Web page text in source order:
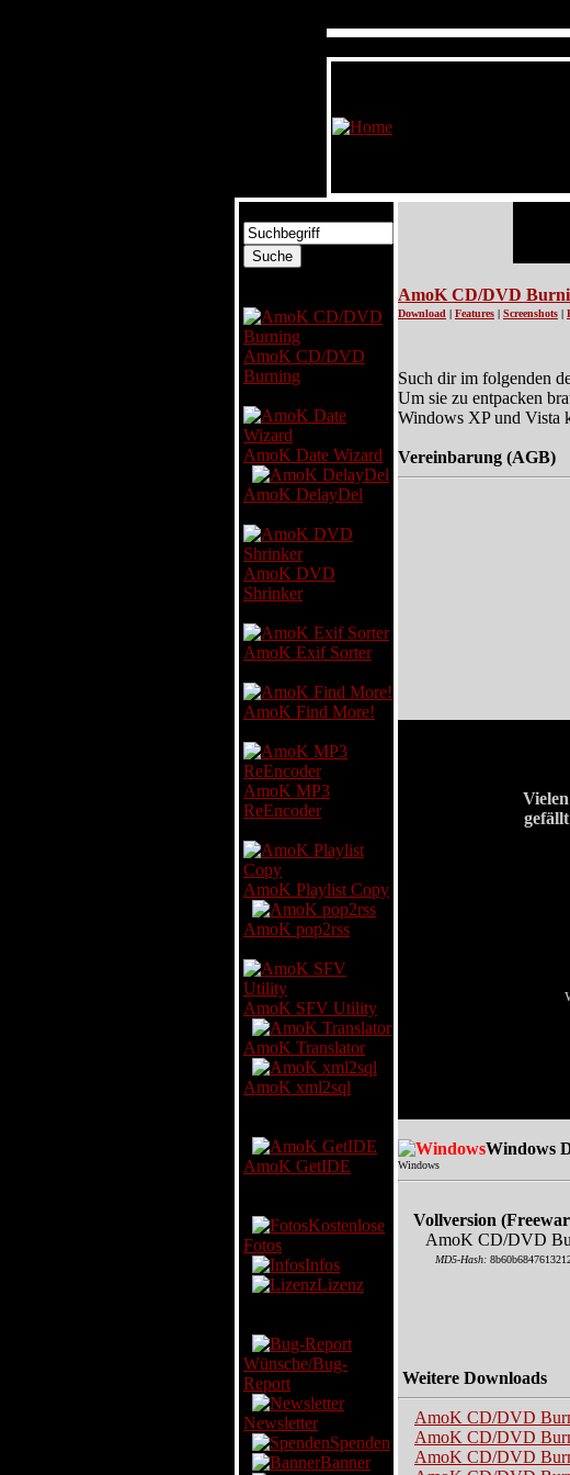
AmoK CD/DVD
Burning
AmoK Date Wizard
AmoK DelayDel
AmoK DVD
Shrinker
AmoK Exif Sorter
AmoK Find More!
AmoK MP3
ReEncoder
AmoK Playlist Copy
AmoK pop2rss
AmoK SFV Utility
AmoK Translator
AmoK xml2sql
AmoK GetIDE
Kostenlose
Fotos
Infos
Lizenz
Wünsche/Bug-
Report
Newsletter
Spenden
Banner
AmoK CD/DVD
Download | Features | Screenshots |
Such dir im folgenden
Um sie zu entpacken
Windows XP und Vista
Vereinbarung (AGB)
Windows
Windows
Vollversion
AmoK CD/DVD
MD5-Hash:
Weitere Downloads
AmoK CD/DVD
AmoK CD/DVD
AmoK CD/DVD